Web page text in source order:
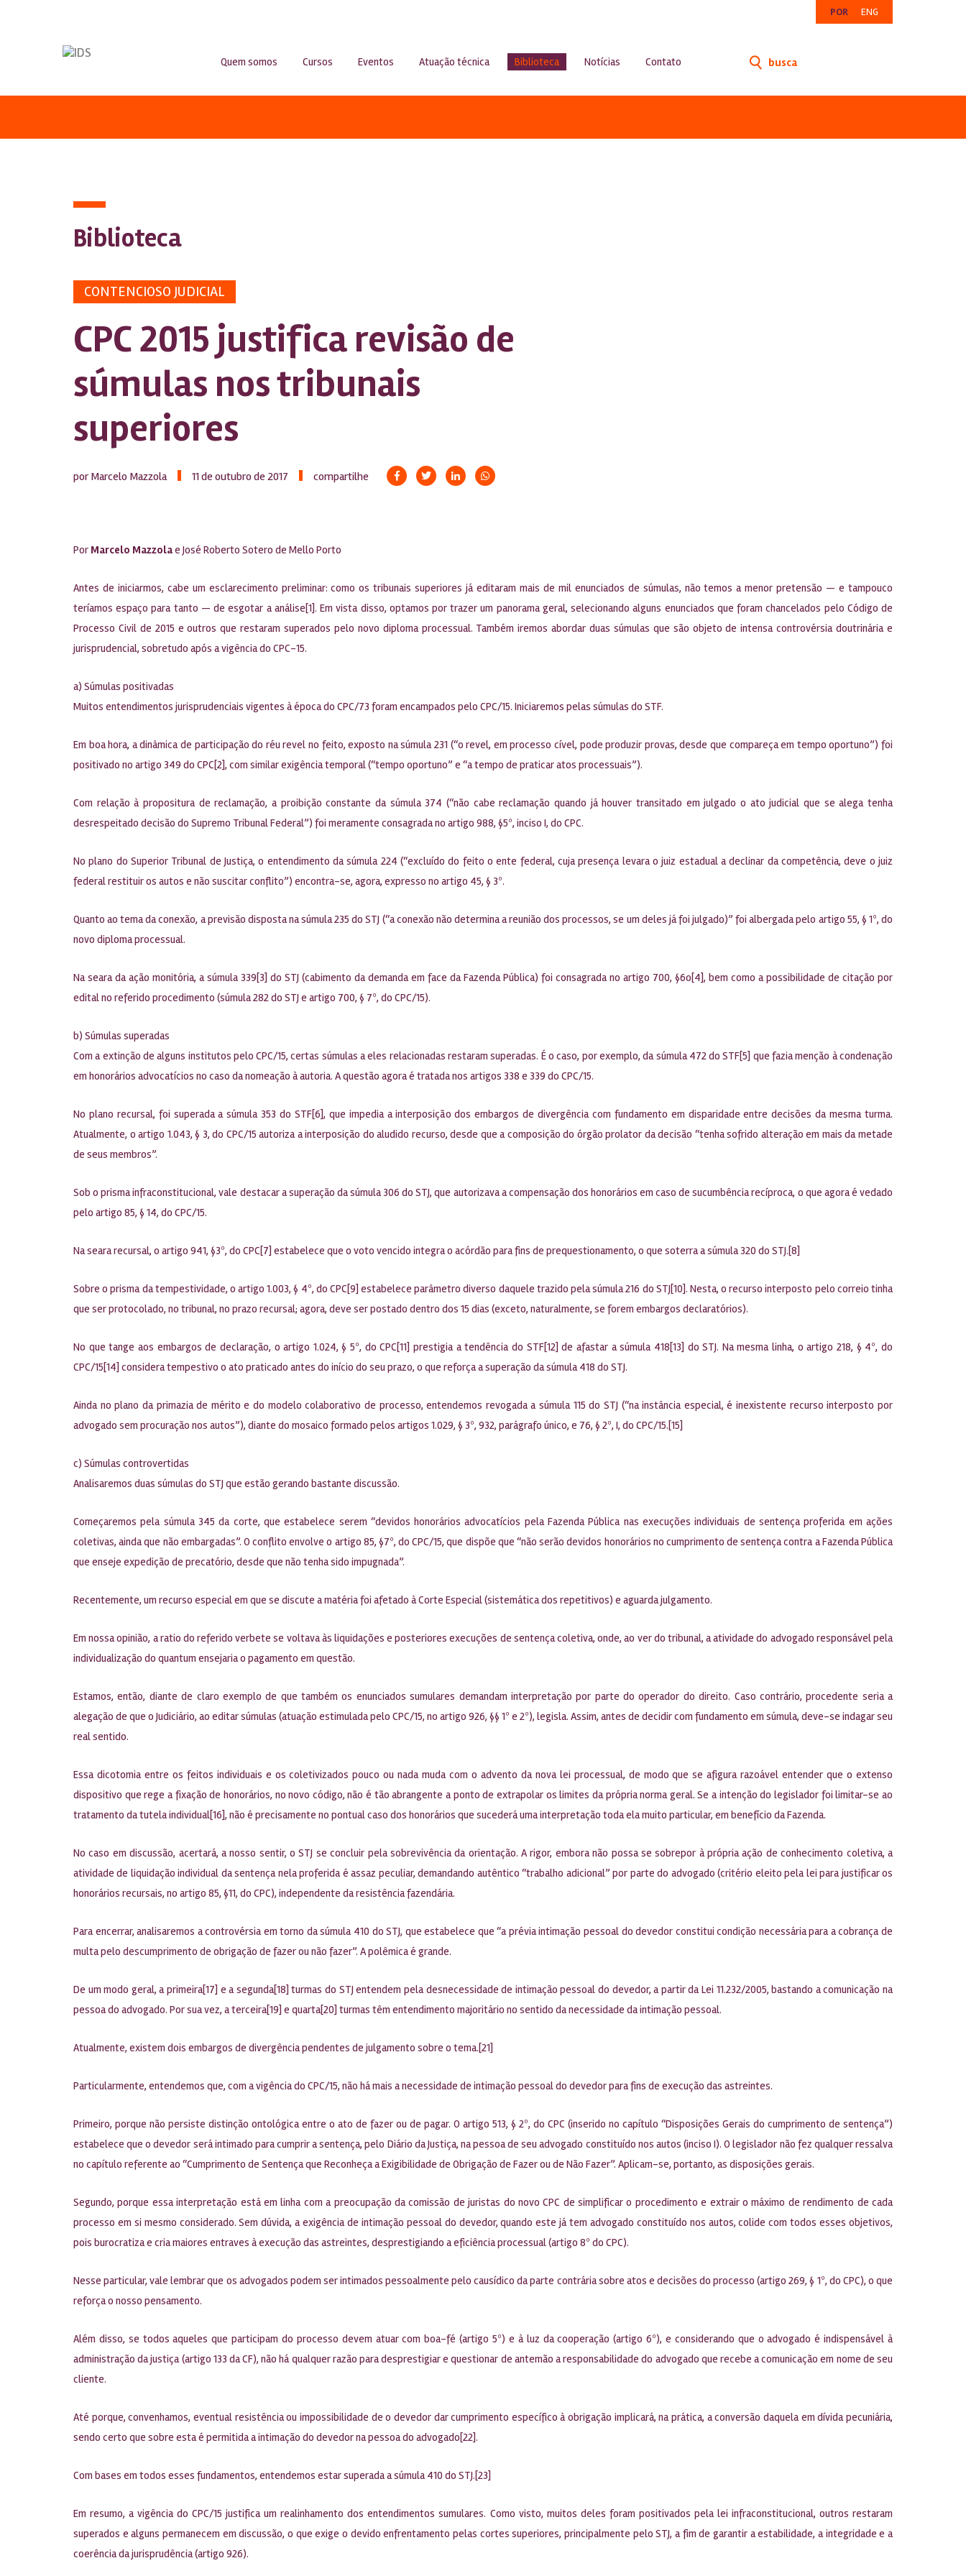
POR ENG
Quem somos Cursos Eventos Atuação técnica Biblioteca Notícias Contato busca
Biblioteca
CONTENCIOSO JUDICIAL
CPC 2015 justifica revisão de
súmulas nos tribunais
superiores
por Marcelo Mazzola 11 de outubro de 2017 compartilhe
Por Marcelo Mazzolae José Roberto Sotero de Mello Porto
Antes de iniciarmos, cabe um esclarecimento preliminar: como os tribunais superiores já editaram mais de mil enunciados de súmulas, não temos a menor pretensão — e tampouco
teríamos espaço para tanto — de esgotar a análise[1]. Em vista disso, optamos por trazer um panorama geral, selecionando alguns enunciados que foram chancelados pelo Código de
Processo Civil de 2015 e outros que restaram superados pelo novo diploma processual. Também iremos abordar duas súmulas que são objeto de intensa controvérsia doutrinária e
jurisprudencial, sobretudo após a vigência do CPC-15.
a) Súmulas positivadas
Muitos entendimentos jurisprudenciais vigentes à época do CPC/73 foram encampados pelo CPC/15. Iniciaremos pelas súmulas do STF.
Em boa hora, a dinâmica de participação do réu revel no feito, exposto na súmula 231 (“o revel, em processo cível, pode produzir provas, desde que compareça em tempo oportuno”) foi
positivado no artigo 349 do CPC[2], com similar exigência temporal (“tempo oportuno” e “a tempo de praticar atos processuais”).
Com relação à propositura de reclamação, a proibição constante da súmula 374 (“não cabe reclamação quando já houver transitado em julgado o ato judicial que se alega tenha
desrespeitado decisão do Supremo Tribunal Federal”) foi meramente consagrada no artigo 988, §5º, inciso I, do CPC.
No plano do Superior Tribunal de Justiça, o entendimento da súmula 224 (“excluído do feito o ente federal, cuja presença levara o juiz estadual a declinar da competência, deve o juiz
federal restituir os autos e não suscitar conflito”) encontra-se, agora, expresso no artigo 45, § 3º.
Quanto ao tema da conexão, a previsão disposta na súmula 235 do STJ (“a conexão não determina a reunião dos processos, se um deles já foi julgado)” foi albergada pelo artigo 55, § 1º, do
novo diploma processual.
Na seara da ação monitória, a súmula 339[3] do STJ (cabimento da demanda em face da Fazenda Pública) foi consagrada no artigo 700, §6o[4], bem como a possibilidade de citação por
edital no referido procedimento (súmula 282 do STJ e artigo 700, § 7º, do CPC/15).
b) Súmulas superadas
Com a extinção de alguns institutos pelo CPC/15, certas súmulas a eles relacionadas restaram superadas. É o caso, por exemplo, da súmula 472 do STF[5] que fazia menção à condenação
em honorários advocatícios no caso da nomeação à autoria. A questão agora é tratada nos artigos 338 e 339 do CPC/15.
No plano recursal, foi superada a súmula 353 do STF[6], que impedia a interposição dos embargos de divergência com fundamento em disparidade entre decisões da mesma turma.
Atualmente, o artigo 1.043, § 3, do CPC/15 autoriza a interposição do aludido recurso, desde que a composição do órgão prolator da decisão “tenha sofrido alteração em mais da metade
de seus membros”.
Sob o prisma infraconstitucional, vale destacar a superação da súmula 306 do STJ, que autorizava a compensação dos honorários em caso de sucumbência recíproca, o que agora é vedado
pelo artigo 85, § 14, do CPC/15.
Na seara recursal, o artigo 941, §3º, do CPC[7] estabelece que o voto vencido integra o acórdão para fins de prequestionamento, o que soterra a súmula 320 do STJ.[8]
Sobre o prisma da tempestividade, o artigo 1.003, § 4º, do CPC[9] estabelece parâmetro diverso daquele trazido pela súmula 216 do STJ[10]. Nesta, o recurso interposto pelo correio tinha
que ser protocolado, no tribunal, no prazo recursal; agora, deve ser postado dentro dos 15 dias (exceto, naturalmente, se forem embargos declaratórios).
No que tange aos embargos de declaração, o artigo 1.024, § 5º, do CPC[11] prestigia a tendência do STF[12] de afastar a súmula 418[13] do STJ. Na mesma linha, o artigo 218, § 4º, do
CPC/15[14] considera tempestivo o ato praticado antes do início do seu prazo, o que reforça a superação da súmula 418 do STJ.
Ainda no plano da primazia de mérito e do modelo colaborativo de processo, entendemos revogada a súmula 115 do STJ (“na instância especial, é inexistente recurso interposto por
advogado sem procuração nos autos”), diante do mosaico formado pelos artigos 1.029, § 3º, 932, parágrafo único, e 76, § 2º, I, do CPC/15.[15]
c) Súmulas controvertidas
Analisaremos duas súmulas do STJ que estão gerando bastante discussão.
Começaremos pela súmula 345 da corte, que estabelece serem “devidos honorários advocatícios pela Fazenda Pública nas execuções individuais de sentença proferida em ações
coletivas, ainda que não embargadas”. O conflito envolve o artigo 85, §7º, do CPC/15, que dispõe que “não serão devidos honorários no cumprimento de sentença contra a Fazenda Pública
que enseje expedição de precatório, desde que não tenha sido impugnada”.
Recentemente, um recurso especial em que se discute a matéria foi afetado à Corte Especial (sistemática dos repetitivos) e aguarda julgamento.
Em nossa opinião, a ratio do referido verbete se voltava às liquidações e posteriores execuções de sentença coletiva, onde, ao ver do tribunal, a atividade do advogado responsável pela
individualização do quantum ensejaria o pagamento em questão.
Estamos, então, diante de claro exemplo de que também os enunciados sumulares demandam interpretação por parte do operador do direito. Caso contrário, procedente seria a
alegação de que o Judiciário, ao editar súmulas (atuação estimulada pelo CPC/15, no artigo 926, §§ 1º e 2º), legisla. Assim, antes de decidir com fundamento em súmula, deve-se indagar seu
real sentido.
Essa dicotomia entre os feitos individuais e os coletivizados pouco ou nada muda com o advento da nova lei processual, de modo que se afigura razoável entender que o extenso
dispositivo que rege a fixação de honorários, no novo código, não é tão abrangente a ponto de extrapolar os limites da própria norma geral. Se a intenção do legislador foi limitar-se ao
tratamento da tutela individual[16], não é precisamente no pontual caso dos honorários que sucederá uma interpretação toda ela muito particular, em benefício da Fazenda.
No caso em discussão, acertará, a nosso sentir, o STJ se concluir pela sobrevivência da orientação. A rigor, embora não possa se sobrepor à própria ação de conhecimento coletiva, a
atividade de liquidação individual da sentença nela proferida é assaz peculiar, demandando autêntico “trabalho adicional” por parte do advogado (critério eleito pela lei para justificar os
honorários recursais, no artigo 85, §11, do CPC), independente da resistência fazendária.
Para encerrar, analisaremos a controvérsia em torno da súmula 410 do STJ, que estabelece que “a prévia intimação pessoal do devedor constitui condição necessária para a cobrança de
multa pelo descumprimento de obrigação de fazer ou não fazer”. A polêmica é grande.
De um modo geral, a primeira[17] e a segunda[18] turmas do STJ entendem pela desnecessidade de intimação pessoal do devedor, a partir da Lei 11.232/2005, bastando a comunicação na
pessoa do advogado. Por sua vez, a terceira[19] e quarta[20] turmas têm entendimento majoritário no sentido da necessidade da intimação pessoal.
Atualmente, existem dois embargos de divergência pendentes de julgamento sobre o tema.[21]
Particularmente, entendemos que, com a vigência do CPC/15, não há mais a necessidade de intimação pessoal do devedor para fins de execução das astreintes.
Primeiro, porque não persiste distinção ontológica entre o ato de fazer ou de pagar. O artigo 513, § 2º, do CPC (inserido no capítulo “Disposições Gerais do cumprimento de sentença”)
estabelece que o devedor será intimado para cumprir a sentença, pelo Diário da Justiça, na pessoa de seu advogado constituído nos autos (inciso I). O legislador não fez qualquer ressalva
no capítulo referente ao “Cumprimento de Sentença que Reconheça a Exigibilidade de Obrigação de Fazer ou de Não Fazer”. Aplicam-se, portanto, as disposições gerais.
Segundo, porque essa interpretação está em linha com a preocupação da comissão de juristas do novo CPC de simplificar o procedimento e extrair o máximo de rendimento de cada
processo em si mesmo considerado. Sem dúvida, a exigência de intimação pessoal do devedor, quando este já tem advogado constituído nos autos, colide com todos esses objetivos,
pois burocratiza e cria maiores entraves à execução das astreintes, desprestigiando a eficiência processual (artigo 8º do CPC).
Nesse particular, vale lembrar que os advogados podem ser intimados pessoalmente pelo causídico da parte contrária sobre atos e decisões do processo (artigo 269, § 1º, do CPC), o que
reforça o nosso pensamento.
Além disso, se todos aqueles que participam do processo devem atuar com boa-fé (artigo 5º) e à luz da cooperação (artigo 6º), e considerando que o advogado é indispensável à
administração da justiça (artigo 133 da CF), não há qualquer razão para desprestigiar e questionar de antemão a responsabilidade do advogado que recebe a comunicação em nome de seu
cliente.
Até porque, convenhamos, eventual resistência ou impossibilidade de o devedor dar cumprimento específico à obrigação implicará, na prática, a conversão daquela em dívida pecuniária,
sendo certo que sobre esta é permitida a intimação do devedor na pessoa do advogado[22].
Com bases em todos esses fundamentos, entendemos estar superada a súmula 410 do STJ.[23]
Em resumo, a vigência do CPC/15 justifica um realinhamento dos entendimentos sumulares. Como visto, muitos deles foram positivados pela lei infraconstitucional, outros restaram
superados e alguns permanecem em discussão, o que exige o devido enfrentamento pelas cortes superiores, principalmente pelo STJ, a fim de garantir a estabilidade, a integridade e a
coerência da jurisprudência (artigo 926).